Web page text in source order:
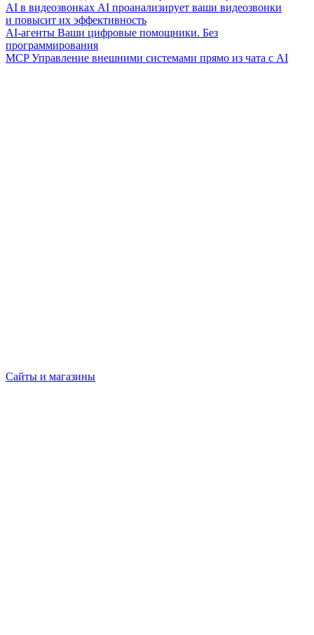
AI в видеозвонках AI проанализирует ваши видеозвонки
и повысит их эффективность
AI-агенты Ваши цифровые помощники. Без
программирования
MCP Управление внешними системами прямо из чата с AI
Сайты и магазины